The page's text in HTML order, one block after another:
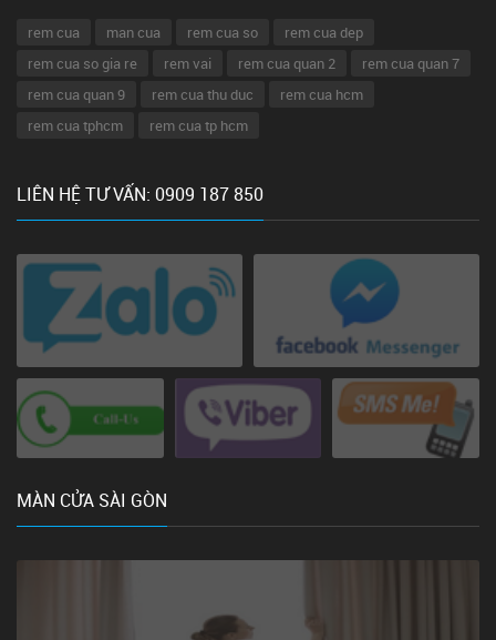
rem cua man cua rem cua so
rem cua dep
rem cua so gia re
rem vai rem cua quan 2
rem cua quan 7
rem cua quan 9
rem cua thu duc
rem cua hcm
rem cua tphcm
rem cua tp hcm
LIÊN HỆ TƯ VẤN: 0909 187 850
MÀN CỬA SÀI GÒN